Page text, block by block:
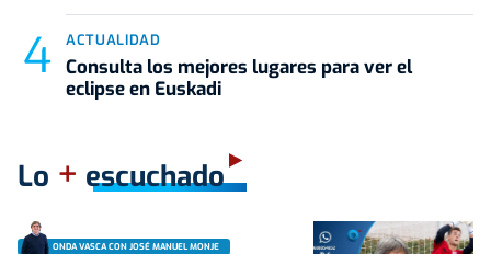
ACTUALIDAD
Consulta los mejores lugares para ver el
eclipse en Euskadi
Lo + escuchado
ONDA VASCA CON JOSÉ MANUEL MONJE